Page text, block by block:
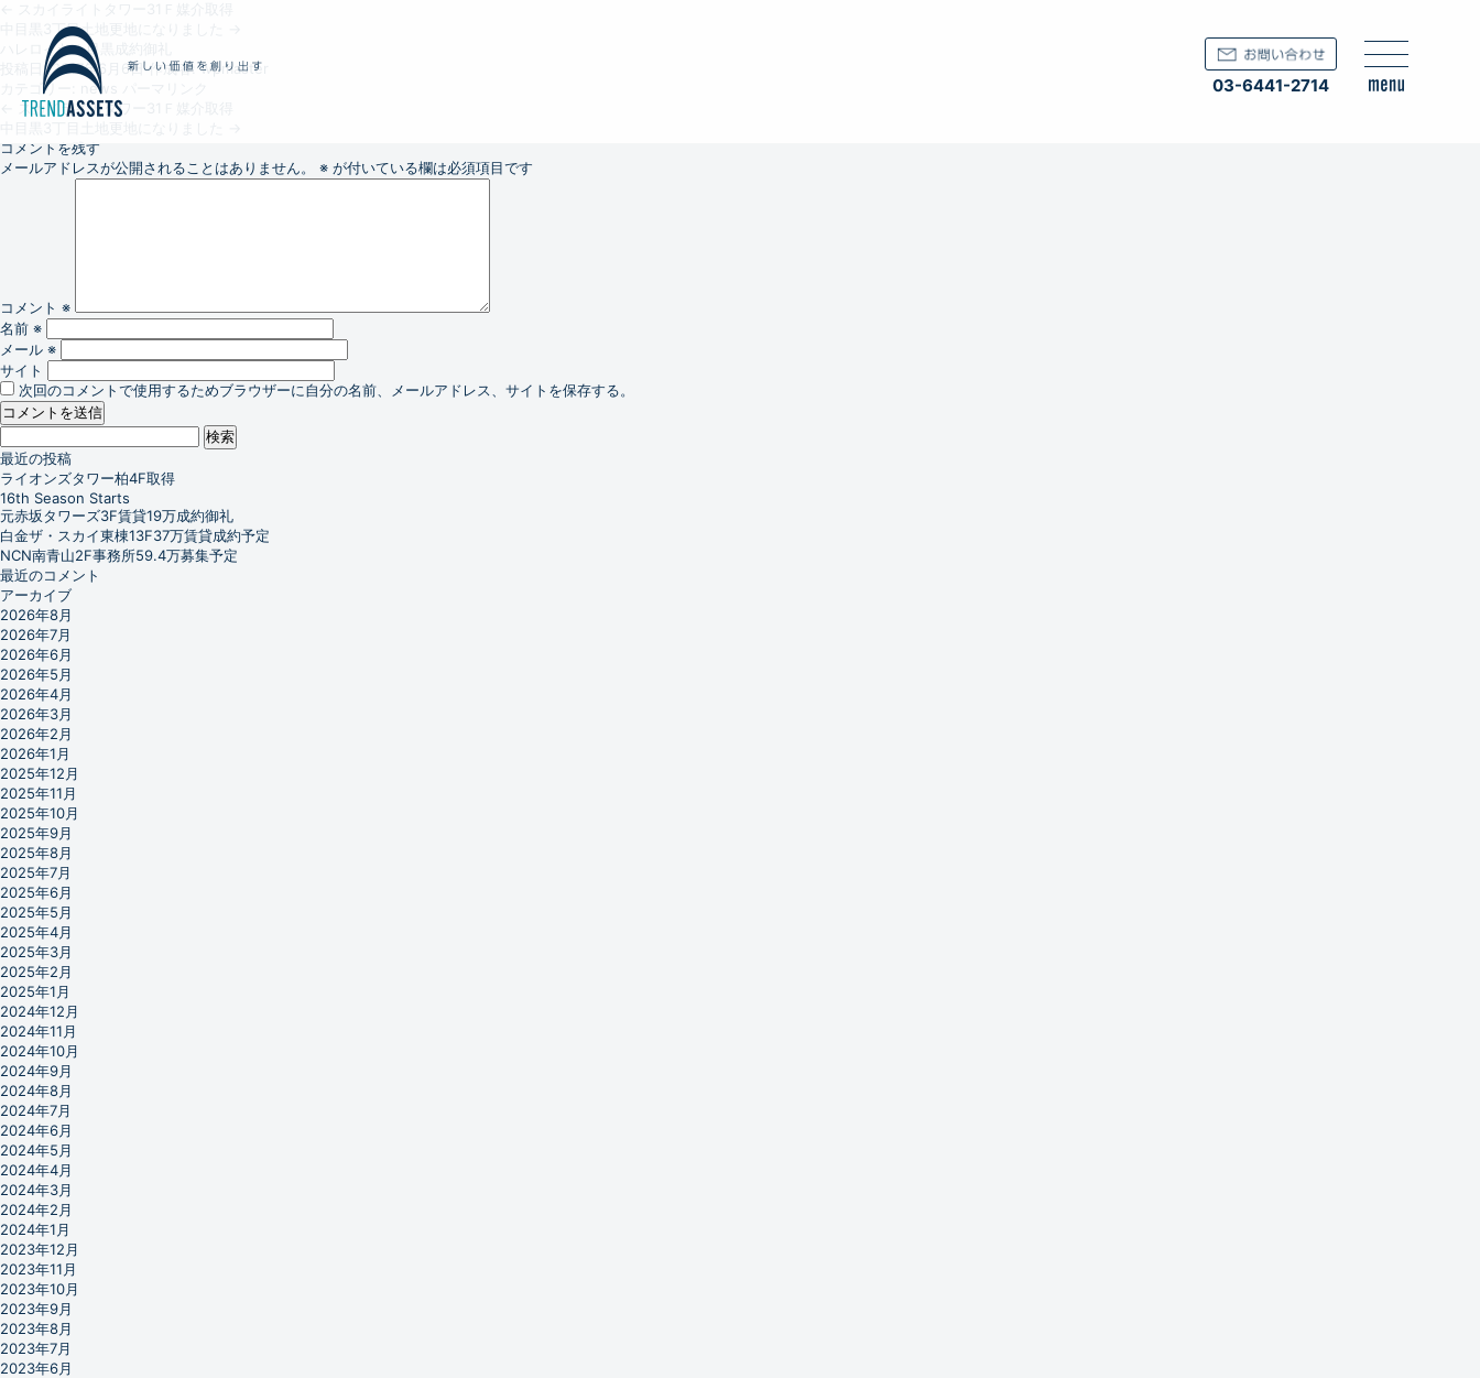
03-6441-2714
中目黒3丁目土地更地になりました
ハレロイヤル目黒成約御礼
投稿日: 2017年6月6日 作成者: wpmaster
カテゴリー:
news
スカイライトタワー31Ｆ媒介取得
コメントを残す
メールアドレスが公開されることはありません。
※ が付いている欄は必須項目です
コメント ※
名前 ※
メール ※
サイト
次回のコメントで使用するためブラウザーに自分の名前、メールアドレス、サイトを保存する。
検
索:
最近の投稿
ライオンズタワー柏4F取得
16th Season Starts
元赤坂タワーズ3F賃貸19万成約御礼
白金ザ・スカイ東棟13F37万賃貸成約予定
NCN南青山2F事務所59.4万募集予定
最近のコメント
アーカイブ
2026年8月
2026年7月
2026年6月
2026年5月
2026年4月
2026年3月
2026年2月
2026年1月
2025年12月
2025年11月
2025年10月
2025年9月
2025年8月
2025年7月
2025年6月
2025年5月
2025年4月
2025年3月
2025年2月
2025年1月
2024年12月
2024年11月
2024年10月
2024年9月
2024年8月
2024年7月
2024年6月
2024年5月
2024年4月
2024年3月
2024年2月
2024年1月
2023年12月
2023年11月
2023年10月
2023年9月
2023年8月
2023年7月
2023年6月